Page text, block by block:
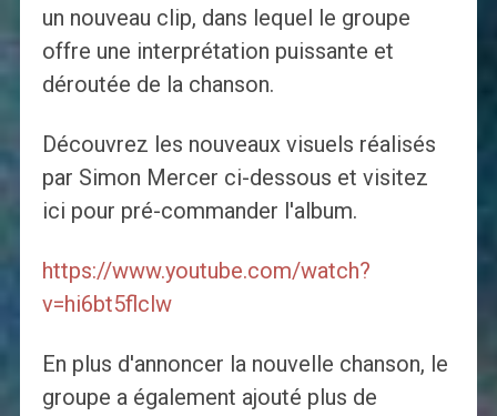
un nouveau clip, dans lequel le groupe
offre une interprétation puissante et
déroutée de la chanson.
Découvrez les nouveaux visuels réalisés
par Simon Mercer ci-dessous et visitez
ici pour pré-commander l'album.
https://www.youtube.com/watch?
v=hi6bt5flclw
En plus d'annoncer la nouvelle chanson, le
groupe a également ajouté plus de